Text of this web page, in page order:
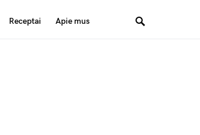
Receptai Apie mus